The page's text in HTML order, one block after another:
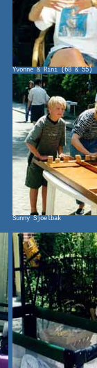
Yvonne & Rini (68 & 55)
Sunny Sjoelbak